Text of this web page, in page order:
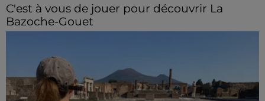
C'est à vous de jouer pour découvrir La
Bazoche-Gouet